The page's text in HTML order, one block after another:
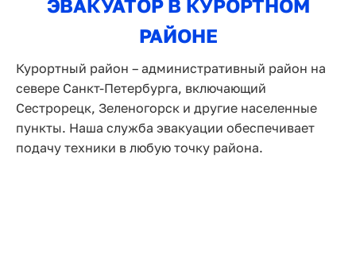
ЭВАКУАТОР В КУРОРТНОМ
РАЙОНЕ
Курортный район – административный район на
севере Санкт-Петербурга, включающий
Сестрорецк, Зеленогорск и другие населенные
пункты. Наша служба эвакуации обеспечивает
подачу техники в любую точку района.